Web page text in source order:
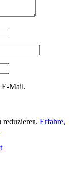
E-Mail.
reduzieren. Erfahre,